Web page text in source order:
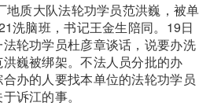
地质大队法轮功学员范洪巍，被单
洗脑班，书记王金生陪同。19日
轮功学员杜彦章谈话，说要办洗
巍被绑架。不法人员分批的办
办的人要找本单位的法轮功学员
诉江的事。